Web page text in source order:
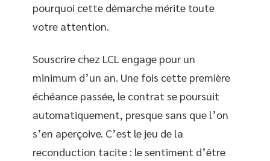
pourquoi cette démarche mérite toute
votre attention.
Souscrire chez LCL engage pour un
minimum d’un an. Une fois cette première
échéance passée, le contrat se poursuit
automatiquement, presque sans que l’on
s’en aperçoive. C’est le jeu de la
reconduction tacite : le sentiment d’être